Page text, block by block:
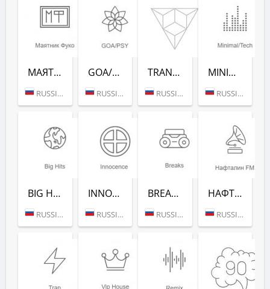
МАЯТНИК ФУКО (РАДИО РЕКОРД)
RUSSIA (MOSCOW)
GOA/PSY (РАДИО РЕКОРД)
RUSSIA (MOSCOW)
TRANCE CLASSICS (РАДИО РЕКОРД)
RUSSIA (MOSCOW)
MINIMAL/TECH (РАДИО РЕКОРД)
RUSSIA (MOSCOW)
BIG HITS (РАДИО РЕКОРД)
RUSSIA (MOSCOW)
INNOCENCE (РАДИО РЕКОРД)
RUSSIA (MOSCOW)
BREAKS (РАДИО РЕКОРД)
RUSSIA (MOSCOW)
НАФТАЛИН FM (РАДИО РЕКОРД)
RUSSIA (MOSCOW)